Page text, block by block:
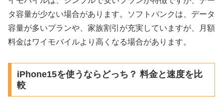
タ容量が少ない場合があります。ソフトバンクは、データ
容量が多いプランや、家族割引が充実していますが、月額
料金はワイモバイルより高くなる場合があります。
iPhone15を使うならどっち？ 料金と速度を比
較